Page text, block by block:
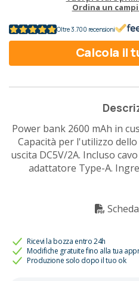
Ordina un
Oltre 3.700 recensioni
Calcola il
Power bank 2600 mAh in
Capacità per l'utilizzo
uscita DC5V/2A. Incluso
adattatore Type-A.
Ricevi la bozza entro 24h
Modifiche gratuite fino alla tua
Produzione solo dopo il tuo ok